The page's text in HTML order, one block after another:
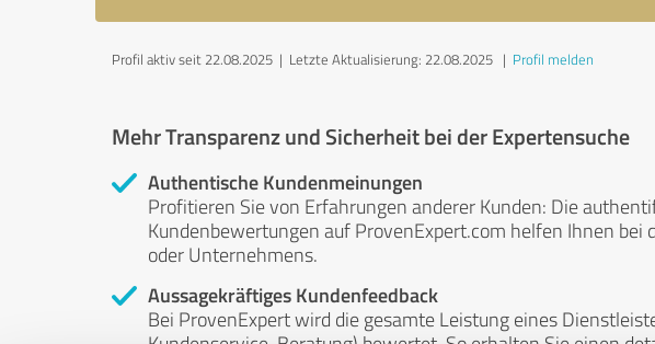
Profil aktiv seit 22.08.2025 | Letzte Aktualisierung: 22.08.2025 | Profil melden
Mehr Transparenz und Sicherheit bei der Expertensuche
Authentische Kundenmeinungen
Profitieren Sie von Erfahrungen anderer Kunden: Die
Kundenbewertungen auf ProvenExpert.com helfen Ihnen bei
oder Unternehmens.
Aussagekräftiges Kundenfeedback
Bei ProvenExpert wird die gesamte Leistung eines